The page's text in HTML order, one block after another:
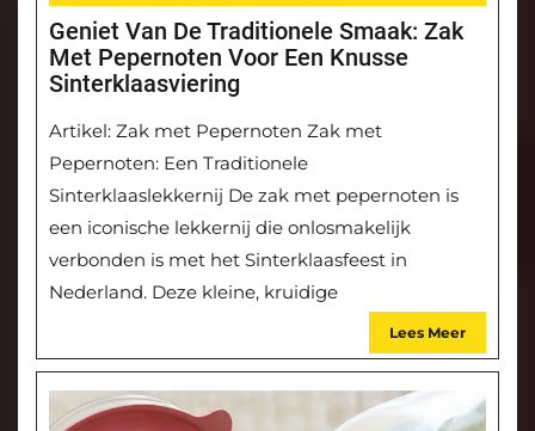
Geniet Van De Traditionele Smaak: Zak
Met Pepernoten Voor Een Knusse
Sinterklaasviering
Artikel: Zak met Pepernoten Zak met
Pepernoten: Een Traditionele
Sinterklaaslekkernij De zak met pepernoten is
een iconische lekkernij die onlosmakelijk
verbonden is met het Sinterklaasfeest in
Nederland. Deze kleine, kruidige
Lees Meer